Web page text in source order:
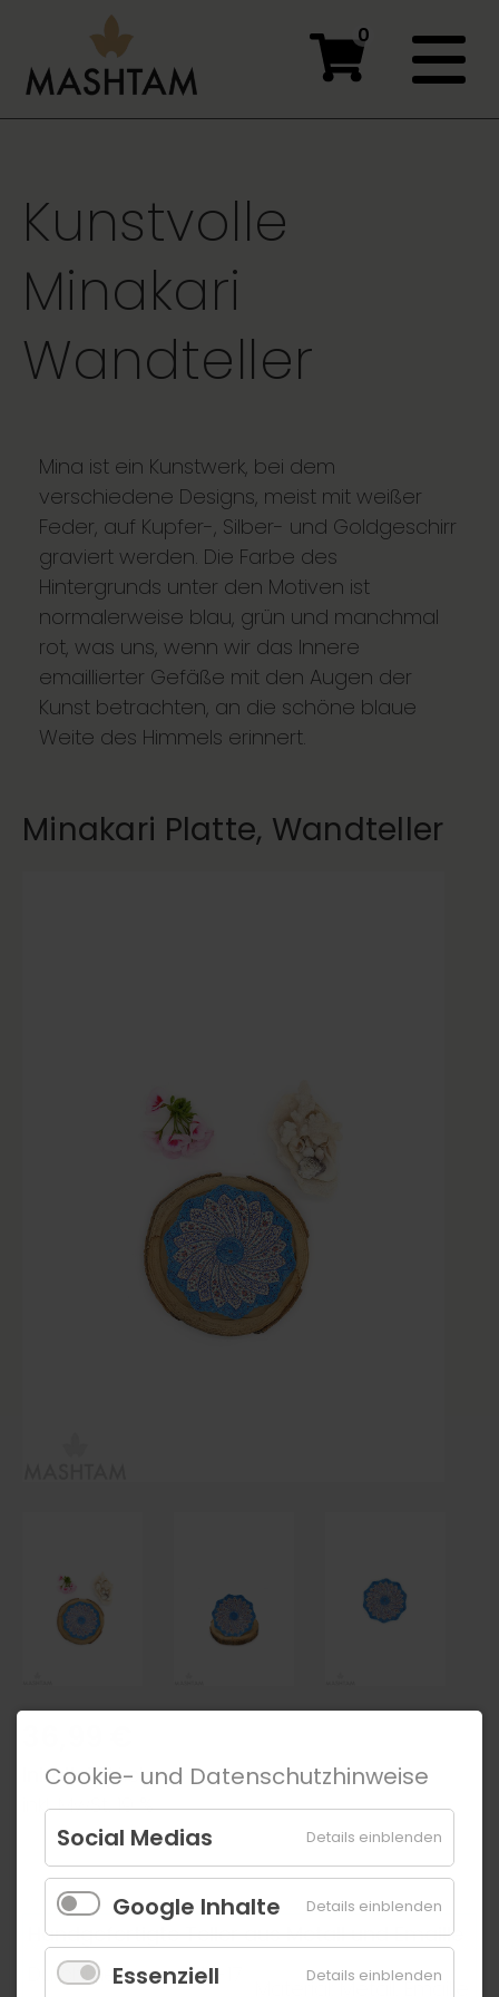
0
Kunstvolle
Minakari
Wandteller
Mina ist ein Kunstwerk, bei dem
verschiedene Designs, meist mit weißer
Feder, auf Kupfer-, Silber- und Goldgeschirr
graviert werden. Die Farbe des
Hintergrunds unter den Motiven ist
normalerweise blau, grün und manchmal
rot, was uns, wenn wir das Innere
emaillierter Gefäße mit den Augen der
Kunst betrachten, an die schöne blaue
Weite des Himmels erinnert.
Minakari Platte, Wandteller
Inhalt:1 Stück
inkl. MwSt. 19 %
Lieferbar: 3 – 5 Werktage
102-01
Handgefertigte Teller aus Metall und Emaille
Durchmesser: ca. 16-17
Material: Metall, Emaille
Cookie- und Datenschutzhinweise
Social Medias
Details einblenden
Google Inhalte Details einblenden
Essenziell Details einblenden